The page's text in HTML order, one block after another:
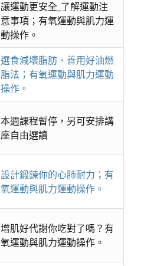
讓運動更安全_了解運動注
意事項；有氧運動與肌力運
動操作。
選食減壞脂肪、善用好油燃
脂法；有氧運動與肌力運動
操作。
本週課程暫停，另可安排講
座自由選讀
設計鍛鍊你的心肺耐力；有
氧運動與肌力運動操作。
增肌好代謝你吃對了嗎？有
氧運動與肌力運動操作。